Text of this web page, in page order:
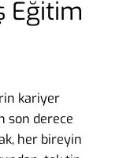
Eğitim
kariyer
son derece
her bireyin